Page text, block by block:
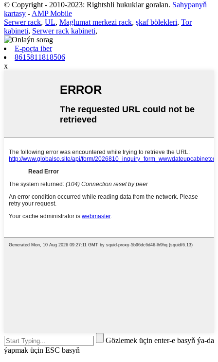
© Copyright - 2010-2023: Rightshli hukuklar goralan. Sahypanyň
kartasy - AMP Mobile
Serwer rack, UL, Maglumat merkezi rack, şkaf bölekleri, Tor
kabineti, Serwer rack kabineti,
E-poçta iber
8615811818506
x
Gözlemek üçin enter-e basyň ýa-da
ýapmak üçin ESC basyň